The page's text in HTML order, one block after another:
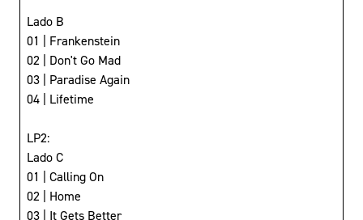
Lado B
01 | Frankenstein
02 | Don't Go Mad
03 | Paradise Again
04 | Lifetime
LP2:
Lado C
01 | Calling On
02 | Home
03 | It Gets Better